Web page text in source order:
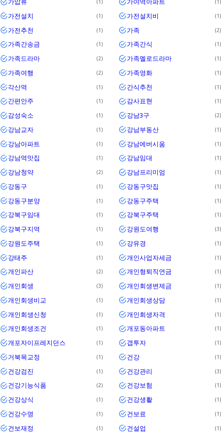
1 1
가전설치 1 가전설치비 1
가전추천 1 가족 2
가족간송금 1 가족간식 1
가족드라마 2 가족멜로드라마 1
가족여행 2 가족영화 1
각산역 1 간식추천 1
간편안주 1 감사표현 1
감성숙소 1 강남3구 2
강남교자 1 강남부동산 1
강남아파트 1 강남에버시움 1
강남역맛집 1 강남임대 1
강남청약 2 강남프리미엄 1
강동구 1 강동구맛집 1
강동구분양 1 강동구주택 1
강북구임대 1 강북구주택 1
강북구지역 1 강원도여행 3
강원도주택 1 강유경 1
강태주 1 개인사업자세금 1
개인파산 2 개인형퇴직연금 1
개인회생 3 개인회생변제금 1
개인회생비교 1 개인회생상담 1
개인회생신청 1 개인회생자격 1
개인회생조건 1 개포동아파트 1
개포자이프레지던스 1 갭투자 1
거북목교정 1 건강 1
건강검진 1 건강관리 3
건강기능식품 2 건강보험 1
건강상식 1 건강생활 1
건강수명 1 건보료 1
건보재정 1 건설업 1